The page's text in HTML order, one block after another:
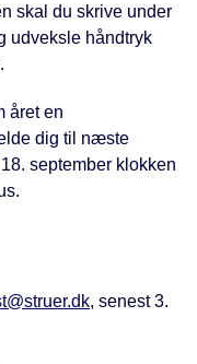
skal du skrive under
udveksle håndtryk
året en
dig til næste
september klokken
, senest 3.